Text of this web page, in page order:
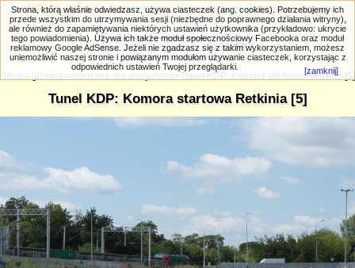
PRIV.gtlodz.eu - czyli trochę ;) inna galeria
Wyszukiwanie zaawansowane
Strona główna widoczne dla wszystkich >Tunel KDP: Komora startowa Retkinia [5]
Tunel KDP: Komora startowa Retkinia [5]
Strona, którą właśnie odwiedzasz, używa ciasteczek (ang. cookies). Potrzebujemy ich
przede wszystkim do utrzymywania sesji (niezbędne do poprawnego działania witryny),
ale również do zapamiętywania niektórych ustawień użytkownika (przykładowo: ukrycie
tego powiadomienia). Używa ich także moduł społecznościowy Facebooka oraz moduł
reklamowy Google AdSense. Jeżeli nie zgadzasz się z takim wykorzystaniem, możesz
uniemożliwić naszej stronie i powiązanym modułom używanie ciasteczek, korzystając z
odpowiednich ustawień Twojej przeglądarki.
[zamknij]